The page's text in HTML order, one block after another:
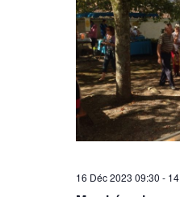
16 Déc 2023 09:30 -